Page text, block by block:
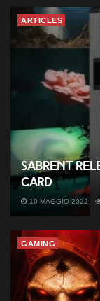
ARTICLES
Sabrent
Card
10 MAGGIO 2022
GAMING